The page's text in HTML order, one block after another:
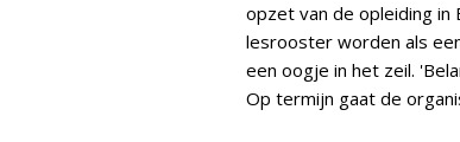
opzet van de opleiding in
lesrooster worden als
een oogje in het zeil.
Op termijn gaat de